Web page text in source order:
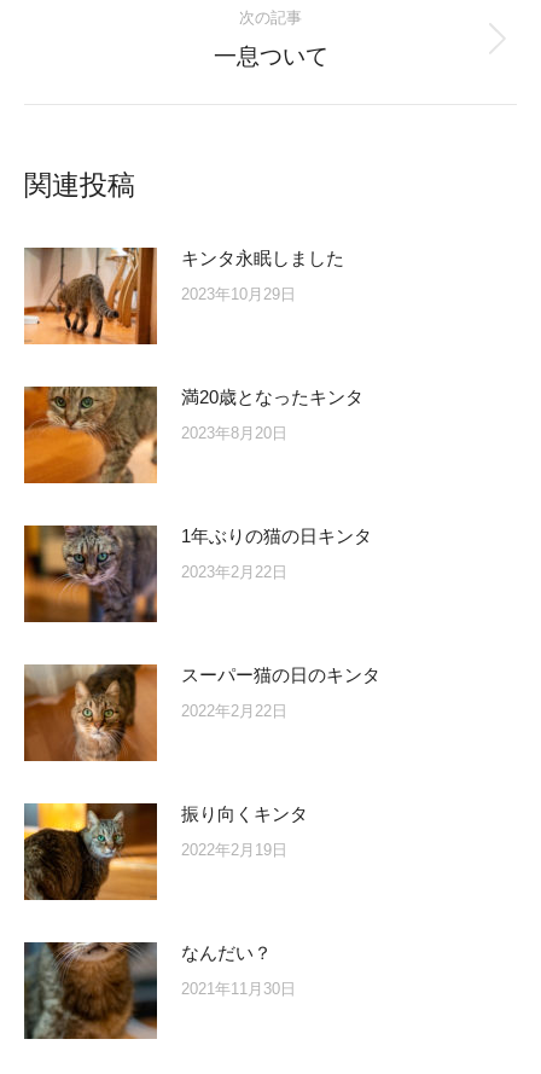
次の記事
Next
一息ついて
関連投稿
キンタ永眠しました
2023年10月29日
満20歳となったキンタ
2023年8月20日
1年ぶりの猫の日キンタ
2023年2月22日
スーパー猫の日のキンタ
2022年2月22日
振り向くキンタ
2022年2月19日
なんだい？
2021年11月30日